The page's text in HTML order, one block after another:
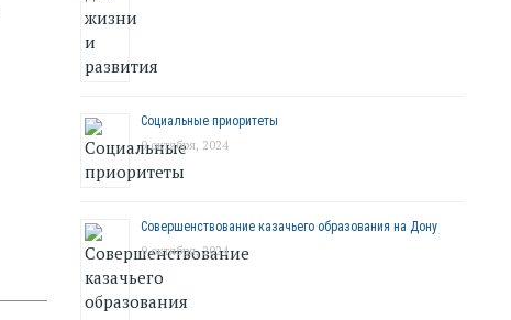
Социальные приоритеты
9 октября, 2024
Совершенствование казачьего образования на Дону
9 октября, 2024